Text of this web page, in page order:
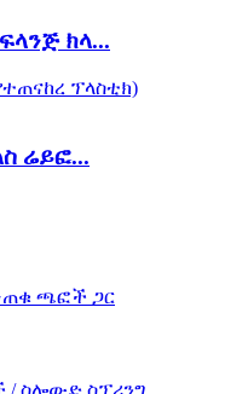
ክላ...
ሬይፎ...